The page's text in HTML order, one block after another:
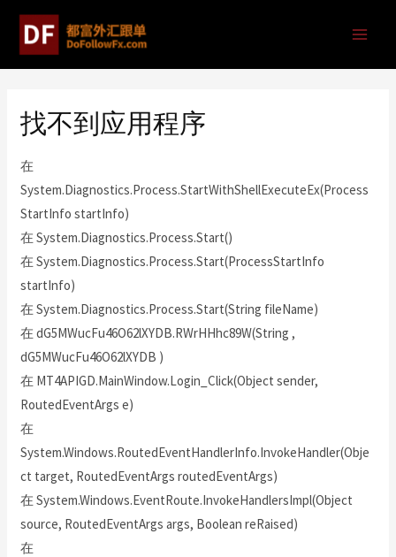
找不到应用程序
在
System.Diagnostics.Process.StartWithShellExecuteEx(Process
StartInfo startInfo)
在 System.Diagnostics.Process.Start()
在 System.Diagnostics.Process.Start(ProcessStartInfo
startInfo)
在 System.Diagnostics.Process.Start(String fileName)
在 dG5MWucFu46O62lXYDB.RWrHHhc89W(String ,
dG5MWucFu46O62lXYDB )
在 MT4APIGD.MainWindow.Login_Click(Object sender,
RoutedEventArgs e)
在
System.Windows.RoutedEventHandlerInfo.InvokeHandler(Obje
ct target, RoutedEventArgs routedEventArgs)
在 System.Windows.EventRoute.InvokeHandlersImpl(Object
source, RoutedEventArgs args, Boolean reRaised)
在